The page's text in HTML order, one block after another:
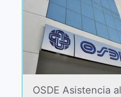
OSDE Asistencia